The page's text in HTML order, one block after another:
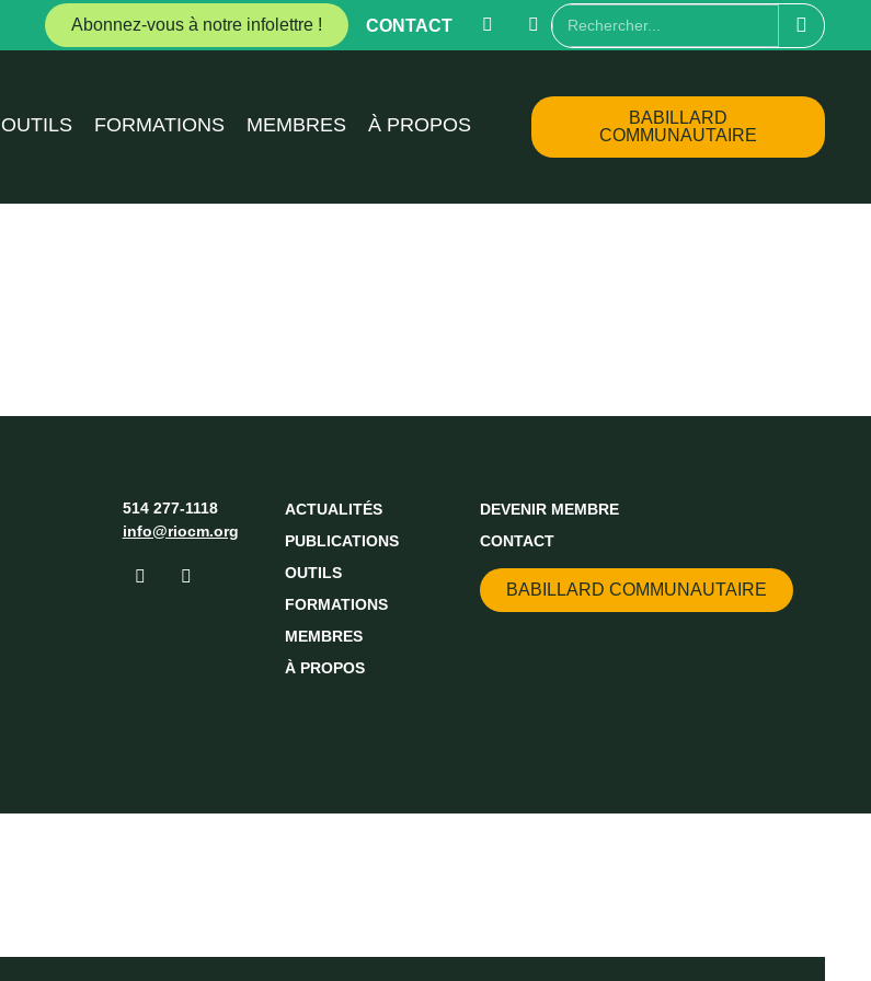
Abonnez-vous à notre infolettre ! CONTACT
OUTILS FORMATIONS MEMBRES À PROPOS
BABILLARD
COMMUNAUTAIRE
514 277-1118
info@riocm.org
ACTUALITÉS
PUBLICATIONS
OUTILS
FORMATIONS
MEMBRES
À PROPOS
DEVENIR MEMBRE
CONTACT
BABILLARD COMMUNAUTAIRE